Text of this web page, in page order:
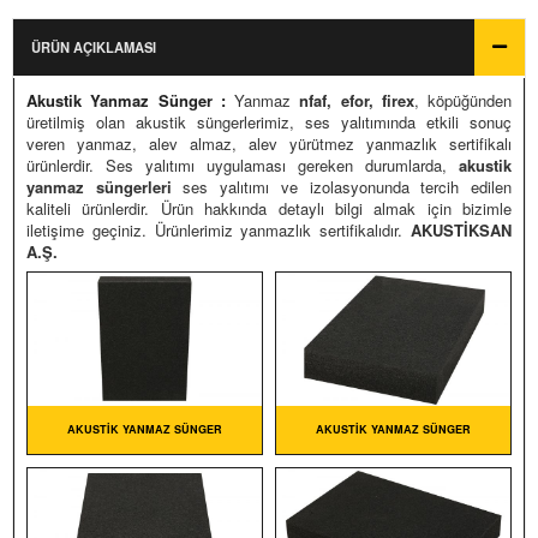
Ürün Fiyatları
Fiyatlandırma
Siparişler Hakkında
ÜRÜN AÇIKLAMASI
Akustik Yanmaz Sünger : Yanmaznfaf, efor, firex, köpüğünden
üretilmiş olan akustik süngerlerimiz, ses yalıtımında etkili sonuç
veren yanmaz, alev almaz, alev yürütmez yanmazlık sertifikalı
ürünlerdir. Ses yalıtımı uygulaması gereken durumlarda, akustik
yanmaz süngerleri ses yalıtımı ve izolasyonunda tercih edilen
kaliteli ürünlerdir. Ürün hakkında detaylı bilgi almak için bizimle
iletişime geçiniz. Ürünlerimiz yanmazlık sertifikalıdır. AKUSTİKSAN
A.Ş.
AKUSTIK YANMAZ SÜNGER AKUSTIK YANMAZ SÜNGER
FOLYOLU KAUÇUK
YAPIŞKANLI SÜNGER
YANMAZ SÜNGER
YAPIŞKANLI KAUÇUK
KAPLI YANMAZ SÜNGER
KAPLI SÜNGER
BARIYERLI SÜNGER
YANMAZ SÜNGER
MELAMIN SÜNGER
KAPLI YANMAZ SÜNGER